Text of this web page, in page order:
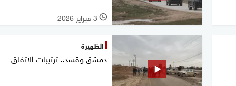
l 3 فبراير 2026
الظهيرة
دمشق وقسد.. ترتيبات الاتفاق